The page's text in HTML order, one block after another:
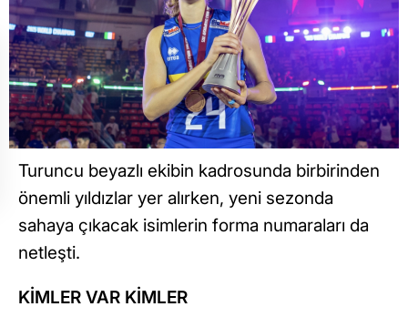
Turuncu beyazlı ekibin kadrosunda birbirinden
önemli yıldızlar yer alırken, yeni sezonda
sahaya çıkacak isimlerin forma numaraları da
netleşti.
KİMLER VAR KİMLER